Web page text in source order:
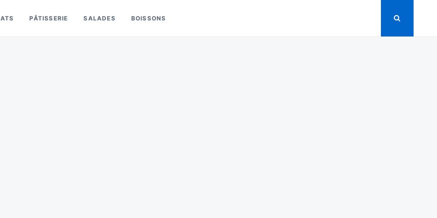
PÂTISSERIE SALADES BOISSONS